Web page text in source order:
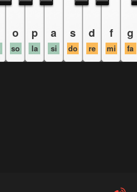
o
so
p
la
a
si
s
do
d
re
f
mi
g
fa